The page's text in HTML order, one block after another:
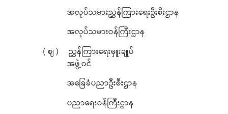
အလုပ်သမားညွှန်ကြားရေးဦးစီးဌာန
အလုပ်သမားဝန်ကြီးဌာန
( ဈ ) ညွှန်ကြားရေးမှူးချုပ်
အဖွဲ့ဝင်
အခြေခံပညာဦးစီးဌာန
ပညာရေးဝန်ကြီးဌာန